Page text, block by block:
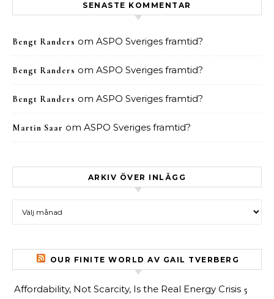
SENASTE KOMMENTAR
Bengt Randers om ASPO Sveriges framtid?
Bengt Randers om ASPO Sveriges framtid?
Bengt Randers om ASPO Sveriges framtid?
Martin Saar om ASPO Sveriges framtid?
ARKIV ÖVER INLÄGG
OUR FINITE WORLD AV GAIL TVERBERG
Affordability, Not Scarcity, Is the Real Energy Crisis 5